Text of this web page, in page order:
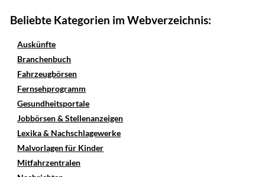
Beliebte Kategorien im Webverzeichnis:
Auskünfte
Branchenbuch
Fahrzeugbörsen
Fernsehprogramm
Gesundheitsportale
Jobbörsen & Stellenanzeigen
Lexika & Nachschlagewerke
Malvorlagen für Kinder
Mitfahrzentralen